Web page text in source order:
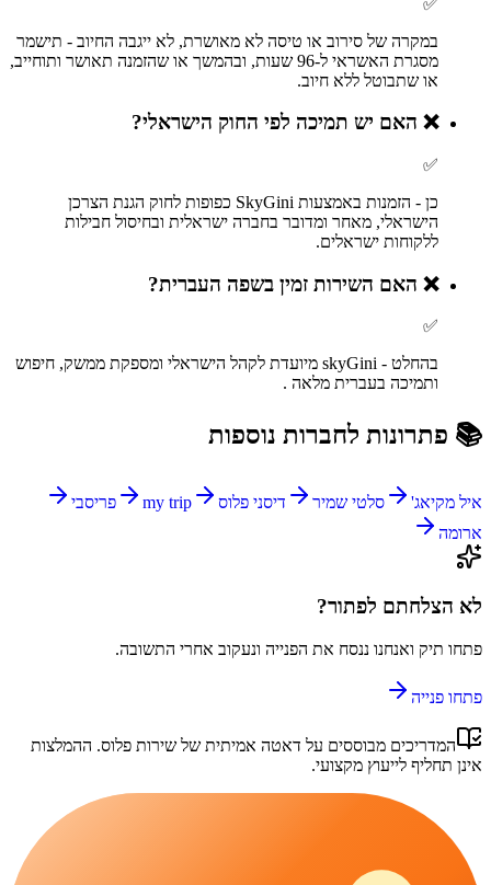
במקרה של סירוב או טיסה לא מאושרת, לא ייגבה החיוב - תישמר
מסגרת האשראי ל‑96 שעות, ובהמשך או שהזמנה תאושר ותוחייב,
או שתבוטל ללא חיוב.
❌ האם יש תמיכה לפי החוק הישראלי?
✅
כן - הזמנות באמצעות SkyGini כפופות לחוק הגנת הצרכן
הישראלי, מאחר ומדובר בחברה ישראלית ובחיסול חבילות
ללקוחות ישראלים.
❌ האם השירות זמין בשפה העברית?
✅
בהחלט - skyGini מיועדת לקהל הישראלי ומספקת ממשק, חיפוש
ותמיכה בעברית מלאה .
📚 פתרונות לחברות נוספות
איל מקיאג' סלטי שמיר דיסני פלוס my trip
פריסבי
ארומה
לא הצלחתם לפתור?
פתחו תיק ואנחנו ננסח את הפנייה ונעקוב אחרי התשובה.
פתחו פנייה
המדריכים מבוססים על דאטה אמיתית של שירות פלוס. ההמלצות
אינן תחליף לייעוץ מקצועי.